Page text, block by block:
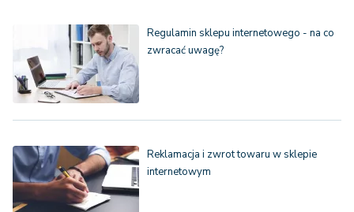
Regulamin sklepu internetowego - na co
zwracać uwagę?
Reklamacja i zwrot towaru w sklepie
internetowym